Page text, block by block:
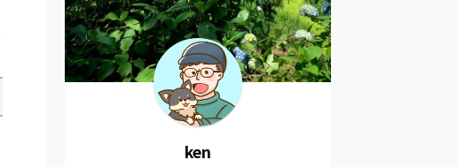
ken